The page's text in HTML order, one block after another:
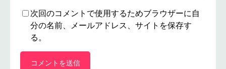
次回のコメントで使用するためブラウザーに自
分の名前、メールアドレス、サイトを保存す
る。